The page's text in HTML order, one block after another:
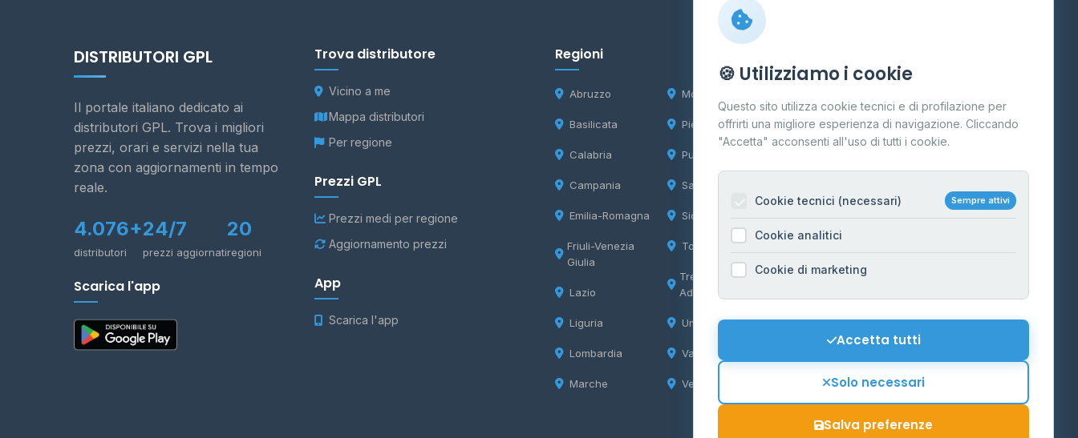
DISTRIBUTORI GPL
Il portale italiano dedicato ai
distributori GPL. Trova i migliori
prezzi, orari e servizi nella tua
zona con aggiornamenti in tempo
reale.
4.076+
distributori
24/7
prezzi aggiornati
20
regioni
Scarica l'app
Trova distributore
Vicino a me
Mappa distributori
Per regione
Prezzi GPL
Prezzi medi per regione
Aggiornamento prezzi
App
Scarica l'app
Regioni
Abruzzo
Basilicata
Calabria
Campania
Emilia-Romagna
Friuli-Venezia
Giulia
Lazio
Liguria
Lombardia
Marche
Molise
Piemonte
Puglia
Sardegna
Sicilia
Toscana
Trentino-Alto
Adige
Umbria
Valle d'Aosta
Veneto
Contatti
Per gestori
Informazioni legali
Privacy Policy
Cookie Policy
Mappa del sito
Contattaci
🍪 Utilizziamo i cookie
Questo sito utilizza cookie tecnici e di profilazione per
offrirti una migliore esperienza di navigazione. Cliccando
"Accetta" acconsenti all'uso di tutti i cookie.
Cookie tecnici (necessari) Sempre attivi
Cookie analitici
Cookie di marketing
Accetta tutti
Solo necessari
Salva preferenze